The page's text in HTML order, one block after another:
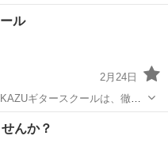
ル
2月24日
わったギター教室です。 なぜ
来にわたっ...
んか？